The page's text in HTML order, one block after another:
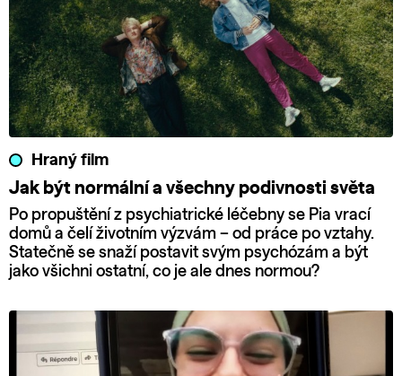
Hraný film
Jak být normální a všechny podivnosti světa
Po propuštění z psychiatrické léčebny se Pia vrací
domů a čelí životním výzvám – od práce po vztahy.
Statečně se snaží postavit svým psychózám a být
jako všichni ostatní, co je ale dnes normou?